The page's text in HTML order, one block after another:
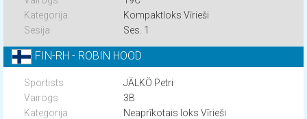
Kompaktloks Vīrieši
Ses. 1
FIN-RH - ROBIN HOOD
JÄLKÖ Petri
3B
Neaprīkotais loks Vīrieši